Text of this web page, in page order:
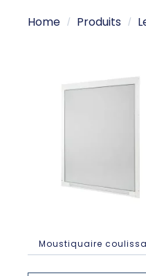
Home Produits
Moustiquaire